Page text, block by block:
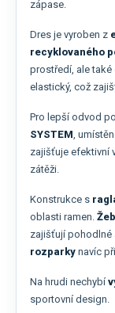
zápase.
Dres je vyroben z
recyklovaného
prostředí, ale také
elastický, což
Pro lepší odvod
SYSTEM,
zajišťuje efektivní
zátěži.
Konstrukce s
oblasti ramen.
zajišťují pohodlné
rozparky navíc
Na hrudi nechybí
sportovní design.